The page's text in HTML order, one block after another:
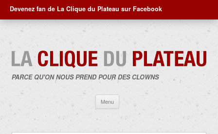
Devenez fan de La Clique du Plateau sur Facebook
PARCE QU'ON NOUS PREND POUR DES CLOWNS
Menu
contenu